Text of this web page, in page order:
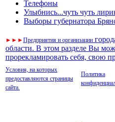
Телефоны
Улыбнись...чуть чуть
Выборы губернатора
► ► ►Предприятия и организации
области. В этом разделе Вы
прорекламировать себя, свою
Условия, на которых
предоставляются страницы
сайта.
Политика